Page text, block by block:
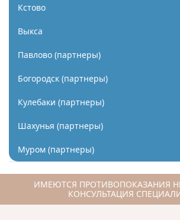
Кстово
Выкса
Павлово (партнеры)
Богородск (партнеры)
Кулебаки (партнеры)
Шахунья (партнеры)
Муром (партнеры)
ИМЕЮТСЯ ПРОТИВОПОКАЗАНИЯ
КОНСУЛЬТАЦИЯ